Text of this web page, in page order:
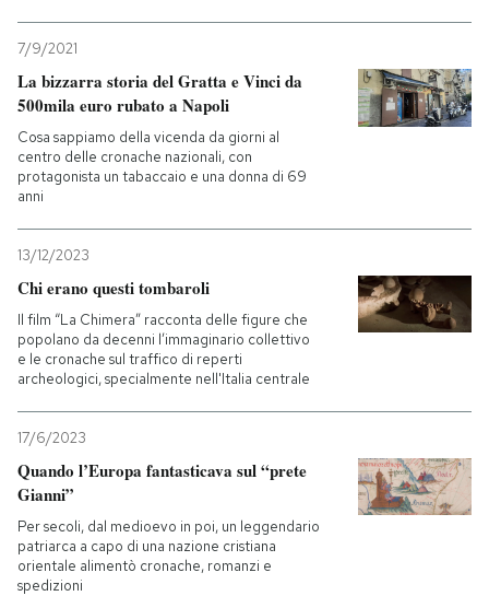
7/9/2021
La bizzarra storia del Gratta e Vinci da
500mila euro rubato a Napoli
Cosa sappiamo della vicenda da giorni al
centro delle cronache nazionali, con
protagonista un tabaccaio e una donna di 69
anni
13/12/2023
Chi erano questi tombaroli
Il film “La Chimera” racconta delle figure che
popolano da decenni l’immaginario collettivo
e le cronache sul traffico di reperti
archeologici, specialmente nell'Italia centrale
17/6/2023
Quando l’Europa fantasticava sul “prete
Gianni”
Per secoli, dal medioevo in poi, un leggendario
patriarca a capo di una nazione cristiana
orientale alimentò cronache, romanzi e
spedizioni